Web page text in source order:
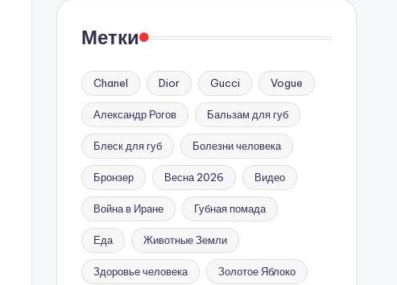
Метки
Chanel Dior Gucci Vogue
Александр Рогов Бальзам для губ
Блеск для губ Болезни человека
Бронзер Весна 2026 Видео
Война в Иране Губная помада
Еда Животные Земли
Здоровье человека Золотое Яблоко